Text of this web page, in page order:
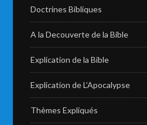
Doctrines Bibliques
A la Decouverte de la Bible
Explication de la Bible
Explication de L’Apocalypse
Thèmes Expliqués